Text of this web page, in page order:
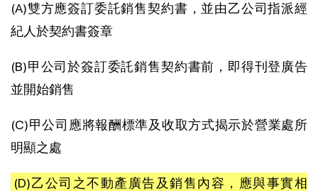
(A)雙方應簽訂委託銷售契約書，並由乙公司指派經
紀人於契約書簽章
(B)甲公司於簽訂委託銷售契約書前，即得刊登廣告
並開始銷售
(C)甲公司應將報酬標準及收取方式揭示於營業處所
明顯之處
(D)乙公司之不動產廣告及銷售內容，應與事實相